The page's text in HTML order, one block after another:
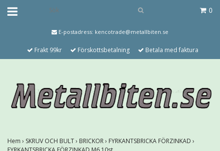
0
E-postadress: kencotrade@metallbiten.se
Frakt 99kr Förskottsbetalning Betala med faktura
Hem › SKRUV OCH BULT› BRICKOR› FYRKANTSBRICKA FÖRZINKAD ›